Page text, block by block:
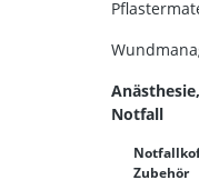
Notfall
Zubehör